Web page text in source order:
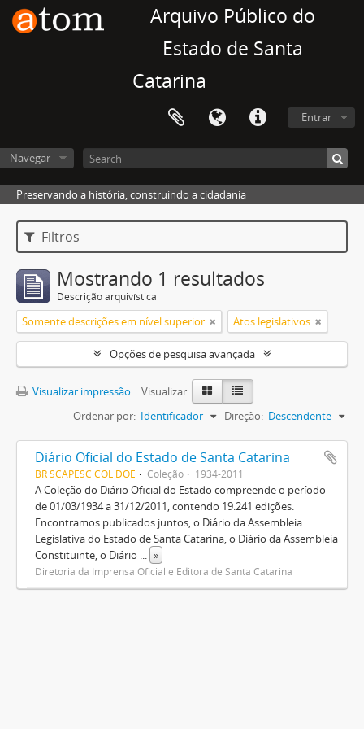
Arquivo Público do
Estado de Santa
Catarina
Entrar
Navegar
Preservando a história, construindo a cidadania
Filtros
Mostrando 1 resultados
Descrição arquivística
Somente descrições em nível superior Atos legislativos
Opções de pesquisa avançada
Visualizar impressão
Visualizar:
Ordenar por: Identificador Direção: Descendente
Diário Oficial do Estado de Santa Catarina
BR SCAPESC COL DOE Coleção 1934-2011
A Coleção do Diário Oficial do Estado compreende o período
de 01/03/1934 a 31/12/2011, contendo 19.241 edições.
Encontramos publicados juntos, o Diário da Assembleia
Legislativa do Estado de Santa Catarina, o Diário da Assembleia
Constituinte, o Diário ... »
Diretoria da Imprensa Oficial e Editora de Santa Catarina